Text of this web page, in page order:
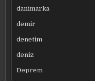
danimarka
demir
denetim
deniz
Deprem